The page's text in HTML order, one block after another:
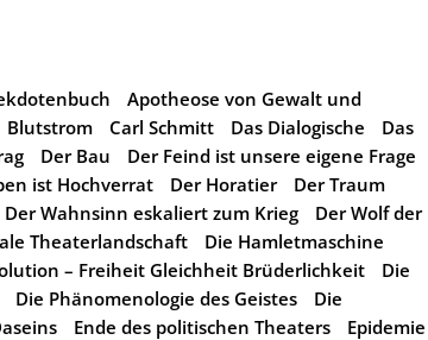
Apotheose von Gewalt und
Blutstrom Carl Schmitt Das Dialogische
Das
Der Bau
Der Feind ist unsere eigene Frage
ist Hochverrat Der Horatier
Der Traum
Der Wahnsinn eskaliert zum Krieg
Der Wolf der
Theaterlandschaft
Die Hamletmaschine
– Freiheit Gleichheit Brüderlichkeit
Die
Die Phänomenologie des Geistes
Die
Ende des politischen Theaters
Epidemie